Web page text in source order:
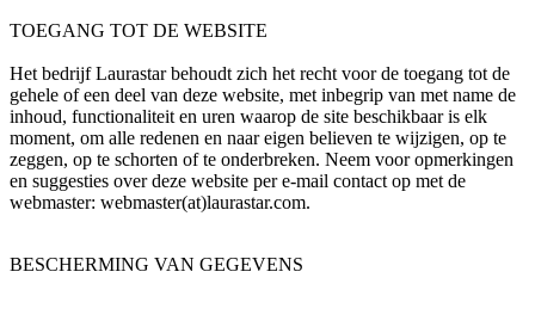
TOEGANG TOT DE WEBSITE
Het bedrijf Laurastar behoudt zich het recht voor de toegang tot de
gehele of een deel van deze website, met inbegrip van met name de
inhoud, functionaliteit en uren waarop de site beschikbaar is elk
moment, om alle redenen en naar eigen believen te wijzigen, op te
zeggen, op te schorten of te onderbreken. Neem voor opmerkingen
en suggesties over deze website per e-mail contact op met de
webmaster: webmaster(at)laurastar.com.
BESCHERMING VAN GEGEVENS